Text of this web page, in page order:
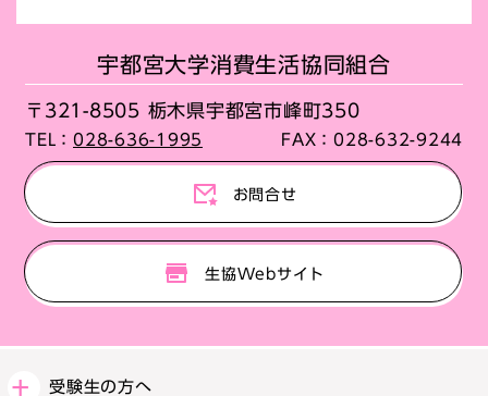
宇都宮大学消費生活協同組合
〒321-8505 栃木県宇都宮市峰町350
TEL： 028-636-1995 FAX： 028-632-9244
お問合せ
生協Webサイト
受験生の方へ